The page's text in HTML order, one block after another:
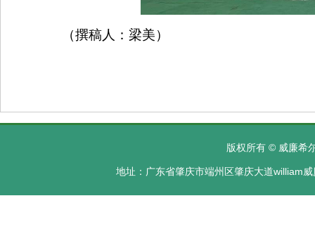
（撰稿人：梁美）
版权所有 © 威廉希
地址：广东省肇庆市端州区肇庆大道william